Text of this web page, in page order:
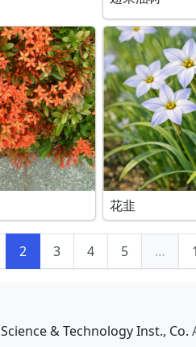
花韭
2 3 4 5 …
Science & Technology Inst., Co.